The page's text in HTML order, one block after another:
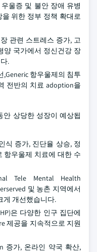
울증 및 불안 장애 유병
위한 정부 정책 확대로
관련 스트레스 증가, 고
양 국가에서 정신건강 장
.
항우울제의 침투
전반의 치료 adoption을
상당한 성장이 예상됩
식 증가, 진단율 상승, 정
항우울제 치료에 대한 수
Tele Mental Health
및 농촌 지역에서
게 개선했습니다.
은 다양한 인구 집단에
제공을 지속적으로 지원
증가, 온라인 약국 확산,